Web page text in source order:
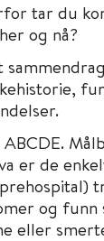
tar du
og nå?
er de
og funn
eller